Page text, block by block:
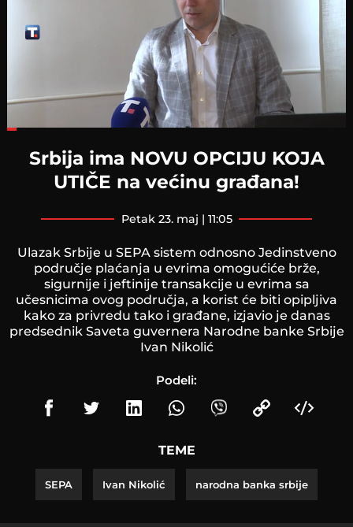
Srbija ima NOVU OPCIJU KOJA
UTIČE na većinu građana!
petak 23. maj | 11:05
Ulazak Srbije u SEPA sistem odnosno Jedinstveno
područje plaćanja u evrima omogućiće brže,
sigurnije i jeftinije transakcije u evrima sa
učesnicima ovog područja, a korist će biti opipljiva
kako za privredu tako i građane, izjavio je danas
predsednik Saveta guvernera Narodne banke Srbije
Ivan Nikolić
Podeli:
TEME
SEPA Ivan Nikolić narodna banka srbije